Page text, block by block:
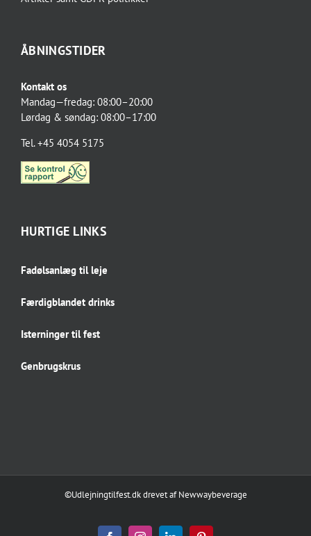
ÅBNINGSTIDER
Kontakt os
Mandag—fredag: 08:00–20:00
Lørdag & søndag: 08:00–17:00
Tel. +45 4054 5175
HURTIGE LINKS
Fadølsanlæg til leje
Færdigblandet drinks
Isterninger til fest
Genbrugskrus
©Udlejningtilfest.dkdrevet afNewwaybeverage